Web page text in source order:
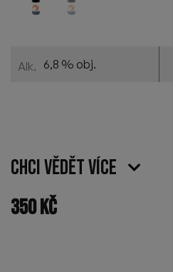
Alk. 6,8 % obj.
Chci vědět více
350Kč